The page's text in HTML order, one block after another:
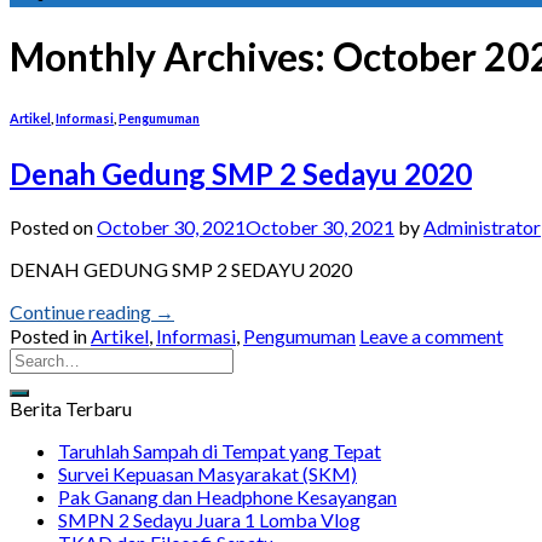
Monthly Archives: October
Artikel Informasi Pengumuman
Denah Gedung SMP 2 Sedayu 2020
Posted onOctober 30, 2021October 30, 2021 byAdministrator
DENAH GEDUNG SMP 2 SEDAYU 2020
Continue reading →
Posted inArtikel, Informasi, Pengumuman Leave a comment
Berita Terbaru
Taruhlah Sampah di Tempat yang Tepat
Survei Kepuasan Masyarakat (SKM)
Pak Ganang dan Headphone Kesayangan
SMPN 2 Sedayu Juara 1 Lomba Vlog